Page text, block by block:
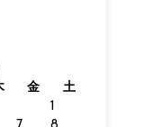
金
土
1